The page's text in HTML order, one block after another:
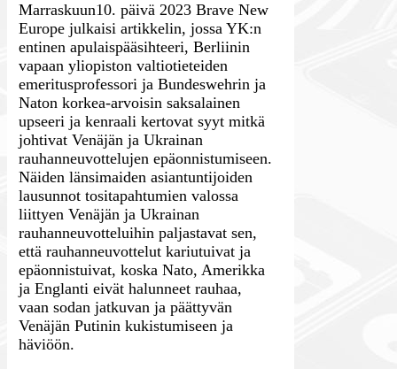
Marraskuun10. päivä 2023 Brave New
Europe julkaisi artikkelin, jossa YK:n
entinen apulaispääsihteeri, Berliinin
vapaan yliopiston valtiotieteiden
emeritusprofessori ja Bundeswehrin ja
Naton korkea-arvoisin saksalainen
upseeri ja kenraali kertovat syyt mitkä
johtivat Venäjän ja Ukrainan
rauhanneuvottelujen epäonnistumiseen.
Näiden länsimaiden asiantuntijoiden
lausunnot tositapahtumien valossa
liittyen Venäjän ja Ukrainan
rauhanneuvotteluihin paljastavat sen,
että rauhanneuvottelut kariutuivat ja
epäonnistuivat, koska Nato, Amerikka
ja Englanti eivät halunneet rauhaa,
vaan sodan jatkuvan ja päättyvän
Venäjän Putinin kukistumiseen ja
häviöön.